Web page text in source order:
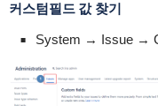
커스텀필드 값 찾기
System → Issue →